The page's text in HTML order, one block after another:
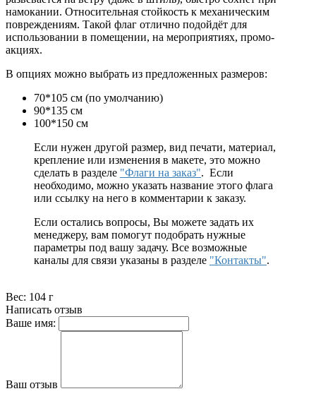
намокании. Относительная стойкость к механическим
повреждениям. Такой флаг отлично подойдёт для
использовании в помещении, на мероприятиях, промо-
акциях.
В опциях можно выбрать из предложенных размеров:
70*105 см (по умолчанию)
90*135 см
100*150 см
Если нужен другой размер, вид печати, материал,
крепление или изменения в макете, это можно
сделать в разделе "Флаги на заказ". Если
необходимо, можно указать название этого флага
или ссылку на него в комментарии к заказу.
Если остались вопросы, Вы можете задать их
менеджеру, вам помогут подобрать нужные
параметры под вашу задачу. Все возможные
каналы для связи указаны в разделе "Контакты".
Вес: 104 г
Написать отзыв
Ваше имя:
Ваш отзыв